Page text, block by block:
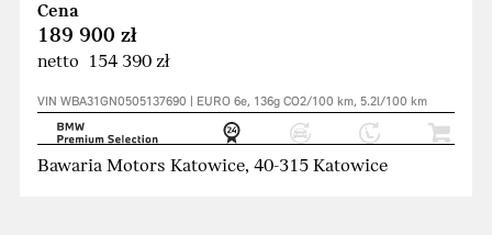
Cena
189 900 zł
netto 154 390 zł
VIN WBA31GN0505137690 | EURO 6e, 136g CO2/100 km, 5.2l/100 km
Bawaria Motors Katowice, 40-315 Katowice